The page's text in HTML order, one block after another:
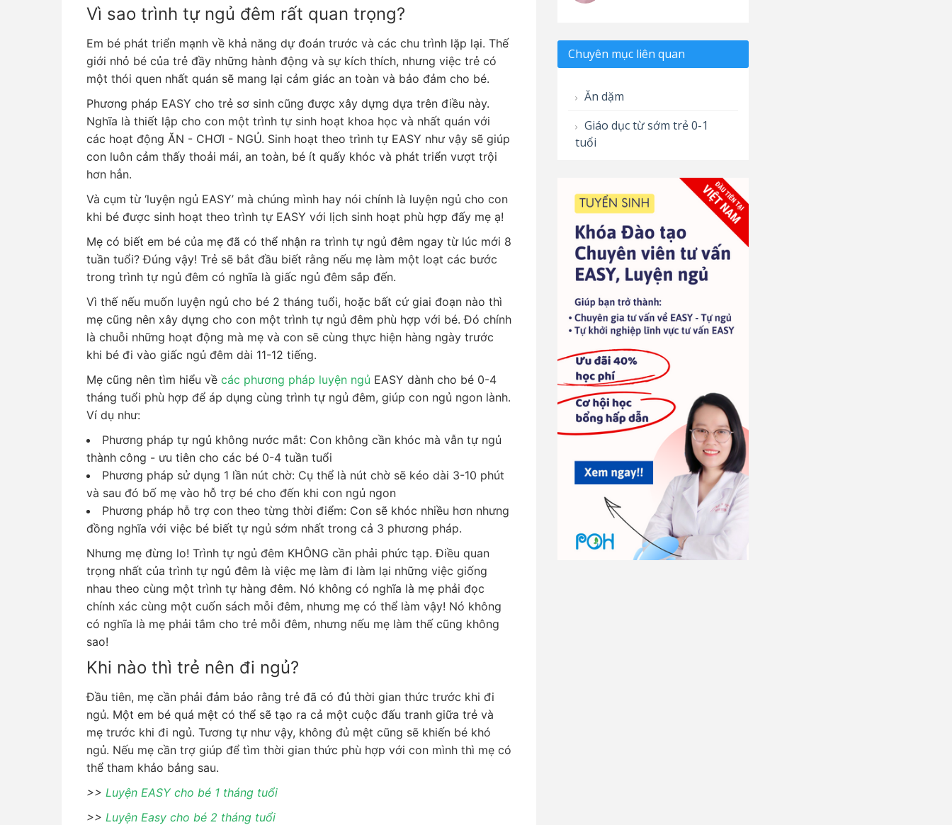
Vì sao trình tự ngủ đêm rất quan trọng?
Em bé phát triển mạnh về khả năng dự đoán trước và các chu trình lặp lại. Thế
giới nhỏ bé của trẻ đầy những hành động và sự kích thích, nhưng việc trẻ có
một thói quen nhất quán sẽ mang lại cảm giác an toàn và bảo đảm cho bé.
Phương pháp EASY cho trẻ sơ sinh cũng được xây dựng dựa trên điều này.
Nghĩa là thiết lập cho con một trình tự sinh hoạt khoa học và nhất quán với
các hoạt động ĂN - CHƠI - NGỦ. Sinh hoạt theo trình tự EASY như vậy sẽ giúp
con luôn cảm thấy thoải mái, an toàn, bé ít quấy khóc và phát triển vượt trội
hơn hẳn.
Và cụm từ ‘luyện ngủ EASY’ mà chúng mình hay nói chính là luyện ngủ cho con
khi bé được sinh hoạt theo trình tự EASY với lịch sinh hoạt phù hợp đấy mẹ ạ!
Mẹ có biết em bé của mẹ đã có thể nhận ra trình tự ngủ đêm ngay từ lúc mới 8
tuần tuổi? Đúng vậy! Trẻ sẽ bắt đầu biết rằng nếu mẹ làm một loạt các bước
trong trình tự ngủ đêm có nghĩa là giấc ngủ đêm sắp đến.
Vì thế nếu muốn luyện ngủ cho bé 2 tháng tuổi, hoặc bất cứ giai đoạn nào thì
mẹ cũng nên xây dựng cho con một trình tự ngủ đêm phù hợp với bé. Đó chính
là chuỗi những hoạt động mà mẹ và con sẽ cùng thực hiện hàng ngày trước
khi bé đi vào giấc ngủ đêm dài 11-12 tiếng.
Mẹ cũng nên tìm hiểu về các phương pháp luyện ngủ EASY dành cho bé 0-4
tháng tuổi phù hợp để áp dụng cùng trình tự ngủ đêm, giúp con ngủ ngon lành.
Ví dụ như:
Phương pháp tự ngủ không nước mắt: Con không cần khóc mà vẫn tự ngủ
thành công - ưu tiên cho các bé 0-4 tuần tuổi
Phương pháp sử dụng 1 lần nút chờ: Cụ thể là nút chờ sẽ kéo dài 3-10 phút
và sau đó bố mẹ vào hỗ trợ bé cho đến khi con ngủ ngon
Phương pháp hỗ trợ con theo từng thời điểm: Con sẽ khóc nhiều hơn nhưng
đồng nghĩa với việc bé biết tự ngủ sớm nhất trong cả 3 phương pháp.
Nhưng mẹ đừng lo! Trình tự ngủ đêm KHÔNG cần phải phức tạp. Điều quan
trọng nhất của trình tự ngủ đêm là việc mẹ làm đi làm lại những việc giống
nhau theo cùng một trình tự hàng đêm. Nó không có nghĩa là mẹ phải đọc
chính xác cùng một cuốn sách mỗi đêm, nhưng mẹ có thể làm vậy! Nó không
có nghĩa là mẹ phải tắm cho trẻ mỗi đêm, nhưng nếu mẹ làm thế cũng không
sao!
Khi nào thì trẻ nên đi ngủ?
Đầu tiên, mẹ cần phải đảm bảo rằng trẻ đã có đủ thời gian thức trước khi đi
ngủ. Một em bé quá mệt có thể sẽ tạo ra cả một cuộc đấu tranh giữa trẻ và
mẹ trước khi đi ngủ. Tương tự như vậy, không đủ mệt cũng sẽ khiến bé khó
ngủ. Nếu mẹ cần trợ giúp để tìm thời gian thức phù hợp với con mình thì mẹ có
thể tham khảo bảng sau.
>> Luyện EASY cho bé 1 tháng tuổi
>> Luyện Easy cho bé 2 tháng tuổi
Chuyên mục liên quan
Ăn dặm
Giáo dục từ sớm trẻ 0-1
tuổi